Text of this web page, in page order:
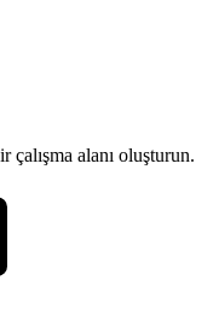
çalışma alanı oluşturun.